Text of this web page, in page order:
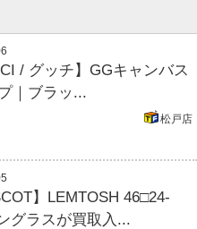
/ グッチ】GGキャンバス
｜ブラッ...
松戸店
】LEMTOSH 46□24-
グラスが買取入...